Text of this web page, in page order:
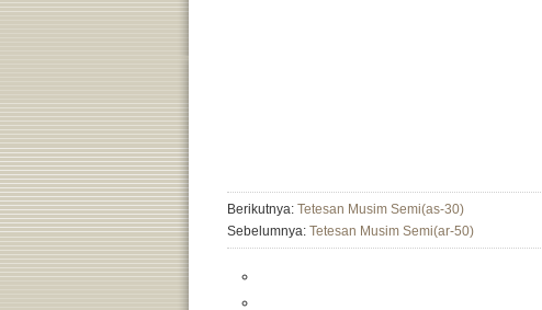
Berikutnya: Tetesan Musim Semi(as-30)
Sebelumnya: Tetesan Musim Semi(ar-50)